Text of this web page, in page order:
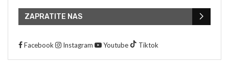
ZAPRATITE NAS
Facebook Instagram Youtube Tiktok